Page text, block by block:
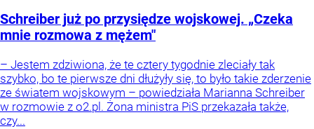
Schreiber już po przysiędze wojskowej. „Czeka
mnie rozmowa z mężem"
– Jestem zdziwiona, że te cztery tygodnie zleciały tak
szybko, bo te pierwsze dni dłużyły się, to było takie zderzenie
ze światem wojskowym – powiedziała Marianna Schreiber
w rozmowie z o2.pl. Żona ministra PiS przekazała także,
czy...